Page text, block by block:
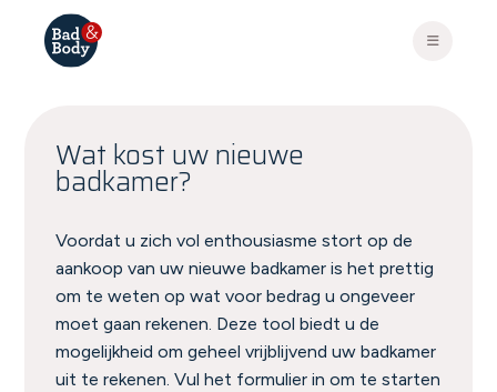
Wat kost uw nieuwe
badkamer?
Voordat u zich vol enthousiasme stort op de
aankoop van uw nieuwe badkamer is het prettig
om te weten op wat voor bedrag u ongeveer
moet gaan rekenen. Deze tool biedt u de
mogelijkheid om geheel vrijblijvend uw badkamer
uit te rekenen. Vul het formulier in om te starten